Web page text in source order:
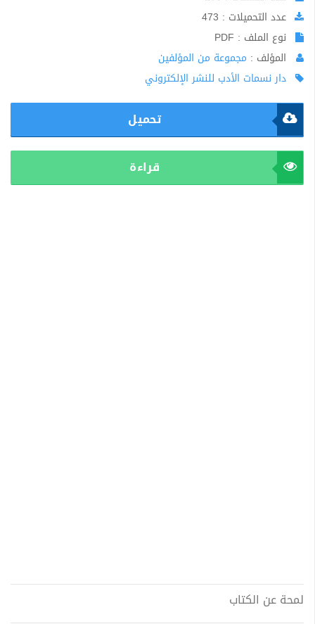
عدد التحميلات : 473
نوع الملف : PDF
المؤلف : مجموعة من المؤلفين
دار نسمات الأدب للنشر الإلكتروني
تحميل
قراءة
لمحة عن الكتاب